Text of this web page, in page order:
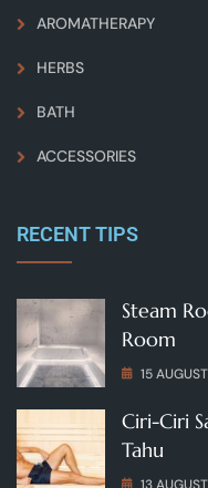
AROMATHERAPY
HERBS
BATH
ACCESSORIES
RECENT TIPS
Steam
Room
15
Ciri-Ciri
Tahu